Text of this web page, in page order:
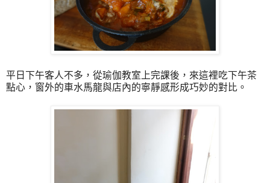
平日下午客人不多，從瑜伽教室上完課後，來這裡吃下午茶
點心，窗外的車水馬龍與店內的寧靜感形成巧妙的對比。